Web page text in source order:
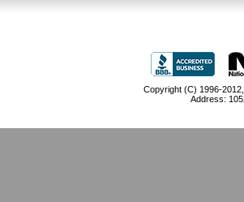
Copyright (C) 1996-
Address: